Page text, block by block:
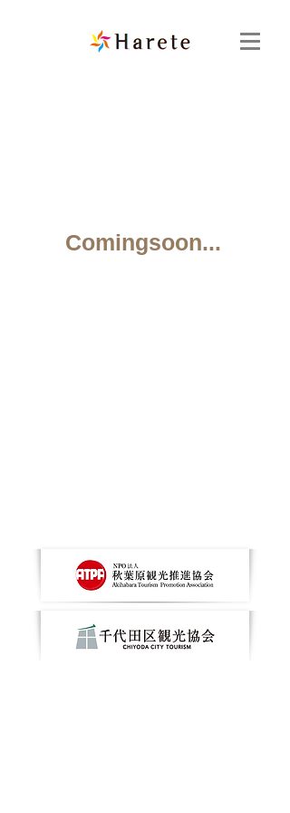
​Comingsoon...